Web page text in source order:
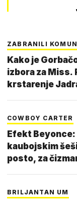
ZABRANILI
Kako je
izbora za Miss. Prva
krstarenje
COWBOY CARTER
Efekt Beyonce:
kaubojskim
posto, za
BRILJANTAN UM